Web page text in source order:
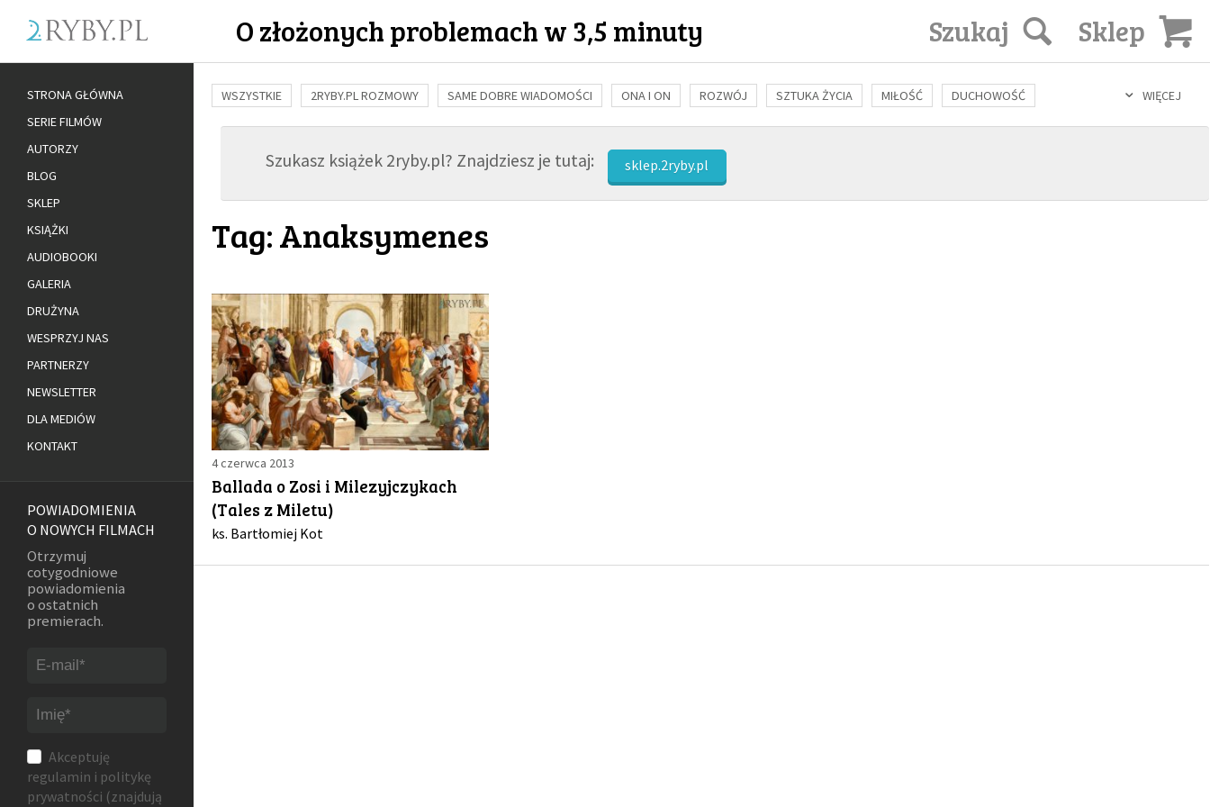
O złożonych problemach w 3,5 minuty Sklep
Szukaj
WIĘCEJ
WSZYSTKIE 2RYBY.PL ROZMOWY SAME DOBRE WIADOMOŚCI ONA I ON ROZWÓJ SZTUKA ŻYCIA MIŁOŚĆ DUCHOWOŚĆ
BUDOWANIE WIĘZI RODZINA NAUKA BIBLIA KOBIETA MĘŻCZYZNA RELIGIE FILOZOFIA KULTURA ŚWIĘCI SEKS IN VITRO
ADOPCJASzukasz książek 2ryby.pl? Znajdziesz je tutaj: sklep.2ryby.pl
Tag: Anaksymenes
4 czerwca 2013
Ballada o Zosi i Milezyjczykach
(Tales z Miletu)
ks. Bartłomiej Kot
STRONA GŁÓWNA
SERIE FILMÓW
AUTORZY
BLOG
SKLEP
KSIĄŻKI
AUDIOBOOKI
GALERIA
DRUŻYNA
WESPRZYJ NAS
PARTNERZY
NEWSLETTER
DLA MEDIÓW
KONTAKT
POWIADOMIENIA
O NOWYCH FILMACH
Otrzymuj
cotygodniowe
powiadomienia
o ostatnich
premierach.
Akceptuję
regulamin i politykę
prywatności (znajdują